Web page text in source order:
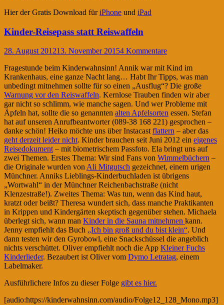
Hier der Gratis Download füriPhone und iPad
Kinder-Reisepass statt Reiswaffeln
28. August 201213. November 20154 Kommentare
Fragestunde beim Kinderwahnsinn! Annik war mit Kind im
Krankenhaus, eine ganze Nacht lang… Habt Ihr Tipps, was man
unbedingt mitnehmen sollte für so einen „Ausflug“? Die große
Warnung vor den Reiswaffeln. Kernlose Trauben finden wir aber
gar nicht so schlimm, wie manche sagen. Und wer Probleme mit
Äpfeln hat, sollte die so genannten alten Apfelsorten essen. Stefan
hat auf unseren Anrufbeantworter (089-38 168 221) gesprochen –
danke schön! Heiko möchte uns über Instacastflattern – aber das
geht derzeit leider nicht. Kinder brauchen seit Juni 2012 ein eigenes
Reisedokument– mit biometrischem Passfoto. Ela bringt uns auf
zwei Themen. Erstes Thema: Wir sind Fans von Wimmelbüchern –
die Originale wurden vonAli Mitgutsch gezeichnet, einem urigen
Münchner. Anniks Lieblings-Kinderbuchladen ist übrigens
„Wortwahl“ in der Münchner Reichenbachstraße (nicht
Klenzestraße!). Zweites Thema: Was tun, wenn das Kind haut,
kratzt oder beißt? Theresa wundert sich, dass manche Praktikanten
in Krippen und Kindergärten skeptisch gegenüber stehen. Michaela
überlegt sich, wann man Kinder in die Sauna mitnehmen kann.
Jenny empfiehlt das Buch „Ich bin groß und du bist klein“. Und
dann testen wir den Gyrobowl, eine Snackschüssel die angeblich
nichts verschüttet. Oliver empfiehlt noch die App Kleiner Fuchs
Kinderlieder. Bezaubert ist Oliver vom Dymo Letratag, einem
Labelmaker.
Ausführlichere Infos zu dieser Folge gibt es hier.
[audio:https://kinderwahnsinn.com/audio/Folge12_128_Mono.mp3]